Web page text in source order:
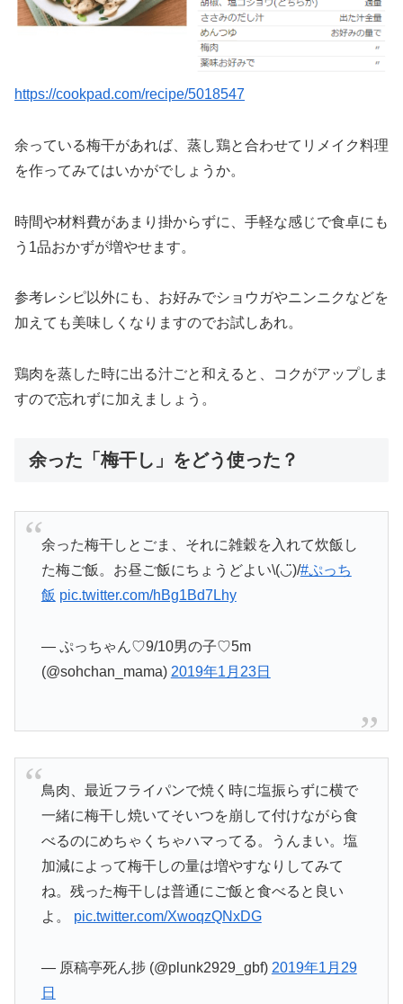
https://cookpad.com/recipe/5018547
余っている梅干があれば、蒸し鶏と合わせてリメイク料理
を作ってみてはいかがでしょうか。
時間や材料費があまり掛からずに、手軽な感じで食卓にも
う1品おかずが増やせます。
参考レシピ以外にも、お好みでショウガやニンニクなどを
加えても美味しくなりますのでお試しあれ。
鶏肉を蒸した時に出る汁ごと和えると、コクがアップしま
すので忘れずに加えましょう。
余った「梅干し」をどう使った？
余った梅干しとごま、それに雑穀を入れて炊飯し
た梅ご飯。お昼ご飯にちょうどよい\(◡̈)/#ぷっち
飯 pic.twitter.com/hBg1Bd7Lhy
— ぷっちゃん♡9/10男の子♡5m
(@sohchan_mama) 2019年1月23日
鳥肉、最近フライパンで焼く時に塩振らずに横で
一緒に梅干し焼いてそいつを崩して付けながら食
べるのにめちゃくちゃハマってる。うんまい。塩
加減によって梅干しの量は増やすなりしてみて
ね。残った梅干しは普通にご飯と食べると良い
よ。 pic.twitter.com/XwoqzQNxDG
— 原稿亭死ん捗 (@plunk2929_gbf) 2019年1月29
日